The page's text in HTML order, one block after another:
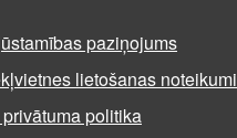
paziņojums
lietošanas noteikumi
politika